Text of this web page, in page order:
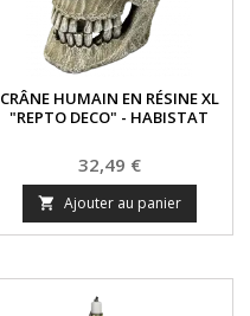
CRÂNE HUMAIN EN RÉSINE XL
"REPTO DECO" - HABISTAT
Prix
32,49 €
 Ajouter au panier